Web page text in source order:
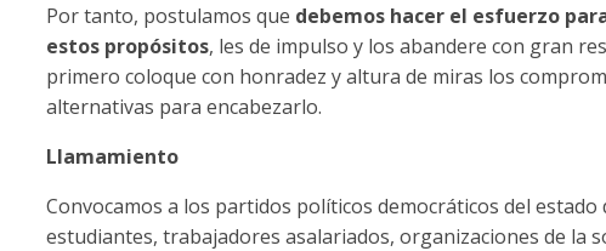
Por tanto, postulamos que debemos hacer el esfuerzo
estos propósitos, les de impulso y los abandere con gran
primero coloque con honradez y altura de miras los
alternativas para encabezarlo.
Llamamiento
Convocamos a los partidos políticos democráticos del estado
estudiantes, trabajadores asalariados, organizaciones de la